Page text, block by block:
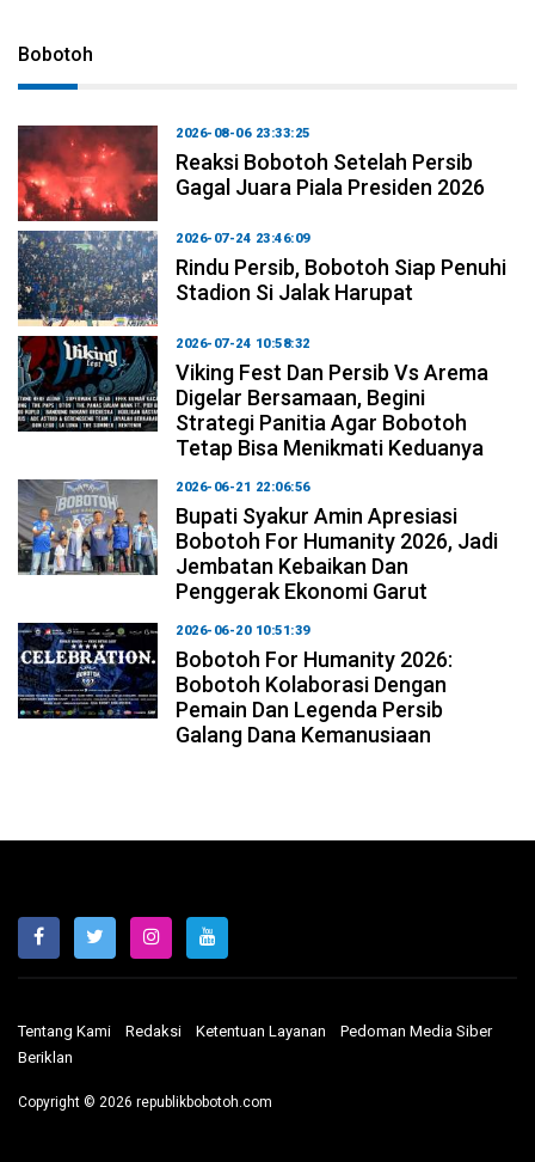
Bobotoh
2026-08-06 23:33:25
Reaksi Bobotoh Setelah Persib
Gagal Juara Piala Presiden 2026
2026-07-24 23:46:09
Rindu Persib, Bobotoh Siap Penuhi
Stadion Si Jalak Harupat
2026-07-24 10:58:32
Viking Fest Dan Persib Vs Arema
Digelar Bersamaan, Begini
Strategi Panitia Agar Bobotoh
Tetap Bisa Menikmati Keduanya
2026-06-21 22:06:56
Bupati Syakur Amin Apresiasi
Bobotoh For Humanity 2026, Jadi
Jembatan Kebaikan Dan
Penggerak Ekonomi Garut
2026-06-20 10:51:39
Bobotoh For Humanity 2026:
Bobotoh Kolaborasi Dengan
Pemain Dan Legenda Persib
Galang Dana Kemanusiaan
Tentang Kami Redaksi Ketentuan Layanan
Pedoman Media Siber
Beriklan
Copyright © 2026 republikbobotoh.com